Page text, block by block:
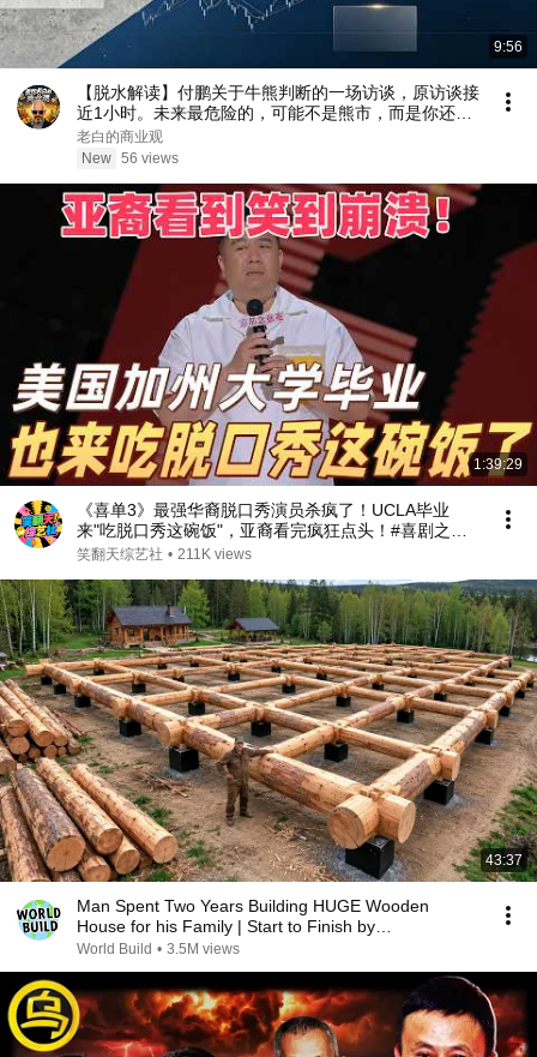
9:56
【脱水解读】付鹏关于牛熊判断的一场访谈，原访谈接
近1小时。未来最危险的，可能不是熊市，而是你还在
等牛市 真正应该问的可能是： 一个行业现在处于产业
生命周期的哪个阶段？
老白的商业观
New 56 views
1:39:29
《喜单3》最强华裔脱口秀演员杀疯了！UCLA毕业
来"吃脱口秀这碗饭"，亚裔看完疯狂点头！#喜剧之王
单口季 #脱口秀 #搞笑 #喜剧 #funny #综艺
笑翻天综艺社 • 211K views
43:37
Man Spent Two Years Building HUGE Wooden
House for his Family | Start to Finish by
@bjornbrenton
World Build • 3.5M views